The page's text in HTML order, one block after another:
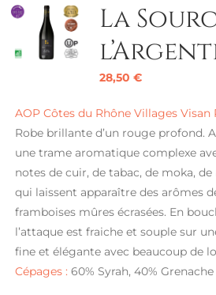
La
28,50 €
AOP Côtes du Rhône Villages Visan
Robe brillante d’un rouge profond.
une trame aromatique complexe
notes de cuir, de tabac, de moka, de
qui laissent apparaître des arômes
framboises mûres écrasées. En
l’attaque est fraiche et souple sur
fine et élégante avec beaucoup de
Cépages : 60% Syrah, 40% Grenache